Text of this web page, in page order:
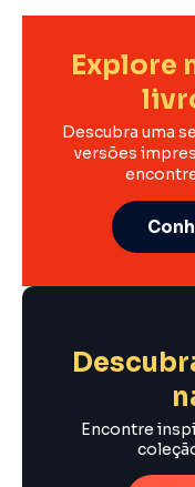
Explore
Descubra uma
versões
Encontre